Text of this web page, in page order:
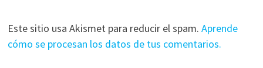
Este sitio usa Akismet para reducir el spam. Aprende
cómo se procesan los datos de tus comentarios.